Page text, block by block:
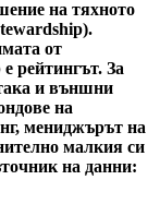
на тяхното
от
рейтингът. За
и външни
на
мениджърът на
малкия си
на данни: